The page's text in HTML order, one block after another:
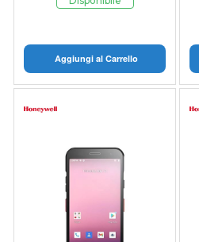
Aggiungi al Carrello